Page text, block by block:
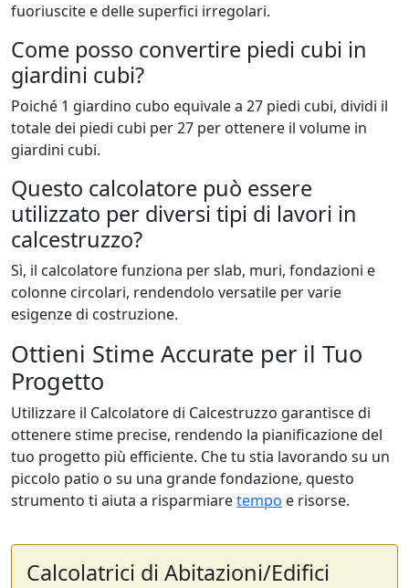
fuoriuscite e delle superfici irregolari.
Come posso convertire piedi cubi in
giardini cubi?
Poiché 1 giardino cubo equivale a 27 piedi cubi, dividi il
totale dei piedi cubi per 27 per ottenere il volume in
giardini cubi.
Questo calcolatore può essere
utilizzato per diversi tipi di lavori in
calcestruzzo?
Sì, il calcolatore funziona per slab, muri, fondazioni e
colonne circolari, rendendolo versatile per varie
esigenze di costruzione.
Ottieni Stime Accurate per il Tuo
Progetto
Utilizzare il Calcolatore di Calcestruzzo garantisce di
ottenere stime precise, rendendo la pianificazione del
tuo progetto più efficiente. Che tu stia lavorando su un
piccolo patio o su una grande fondazione, questo
strumento ti aiuta a risparmiaretempo e risorse.
Calcolatrici di Abitazioni/Edifici